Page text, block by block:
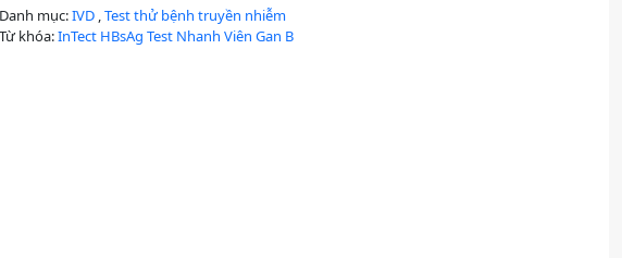
Danh mục:IVD,Test thử bệnh truyền nhiễm
Từ khóa:InTect HBsAg Test Nhanh Viên Gan B